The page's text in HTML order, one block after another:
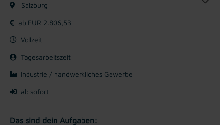
Salzburg
ab EUR 2.806,53
Vollzeit
Tagesarbeitszeit
Industrie / handwerkliches Gewerbe
ab sofort
Das sind dein Aufgaben: